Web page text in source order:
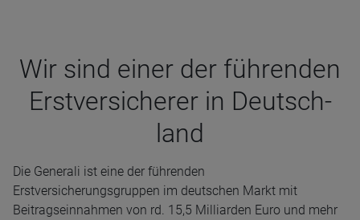
Wir sind einer der füh­ren­den
Erst­ver­si­che­rer in Deutsch­
land
Die Generali ist eine der führenden
Erstversicherungsgruppen im deutschen Markt mit
Beitragseinnahmen von rd. 15,5 Milliarden Euro und mehr